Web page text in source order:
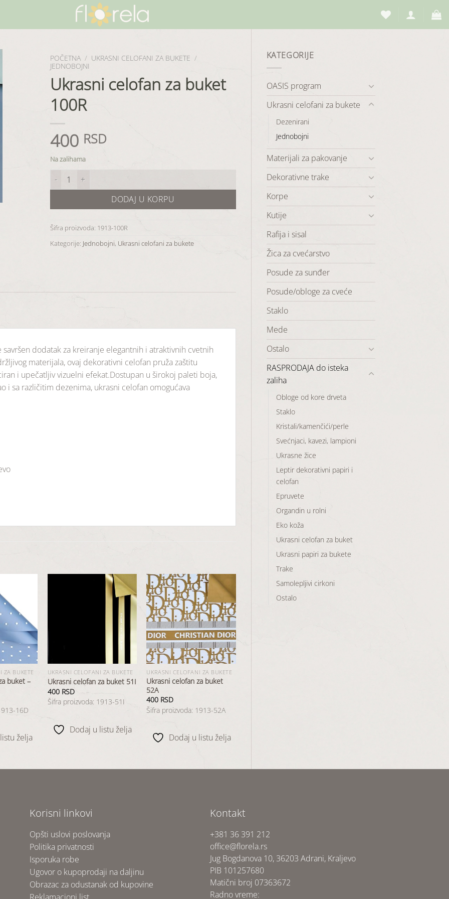
KATEGORIJE
OASIS program
Ukrasni celofani za bukete
Dezenirani
Jednobojni
Materijali za pakovanje
Dekorativne trake
Korpe
Kutije
Rafija i sisal
Žica za cvećarstvo
Posude za sunđer
Posude/obloge za cveće
Staklo
Mede
Ostalo
RASPRODAJA do isteka
zaliha
Obloge od kore drveta
Staklo
Kristali/kamenčići/perle
Svećnjaci, kavezi, lampioni
Ukrasne žice
Leptir dekorativni papiri i
celofan
Epruvete
Organdin u rolni
Eko koža
Ukrasni celofan za buket
Ukrasni papiri za bukete
Trake
Samolepljivi cirkoni
Ostalo
POČETNA / UKRASNI CELOFANI ZA BUKETE /
JEDNOBOJNI
Ukrasni celofan za buket
100R
400 RSD
Na zalihama
Ukrasni celofan za buket 100R količina
DODAJ U KORPU
Šifra proizvoda: 1913-100R
Kategorije: Jednobojni, Ukrasni celofani za bukete
dodatak za kreiranje elegantnih i atraktivnih cvetnih
materijala, ovaj dekorativni celofan pruža zaštitu
i upečatljiv vizuelni efekat.Dostupan u širokoj paleti boja,
i sa različitim dezenima, ukrasni celofan omogućava
Dodaj
u
listu
želja
ZA BUKETE
buket –
16D
želja
Dodaj
u
listu
želja
UKRASNI CELOFANI ZA BUKETE
Ukrasni celofan za buket 51I
400 RSD
Šifra proizvoda: 1913-51I
Dodaj u listu želja
Dodaj
u
listu
želja
UKRASNI CELOFANI ZA BUKETE
Ukrasni celofan za buket
52A
400 RSD
Šifra proizvoda: 1913-52A
Dodaj u listu želja
Korisni linkovi
Opšti uslovi poslovanja
Politika privatnosti
Isporuka robe
Ugovor o kupoprodaji na daljinu
Obrazac za odustanak od kupovine
Kontakt
+381 36 391 212
office@florela.rs
Jug Bogdanova 10, 36203 Adrani, Kraljevo
PIB 101257680
Matični broj 07363672
Radno vreme: